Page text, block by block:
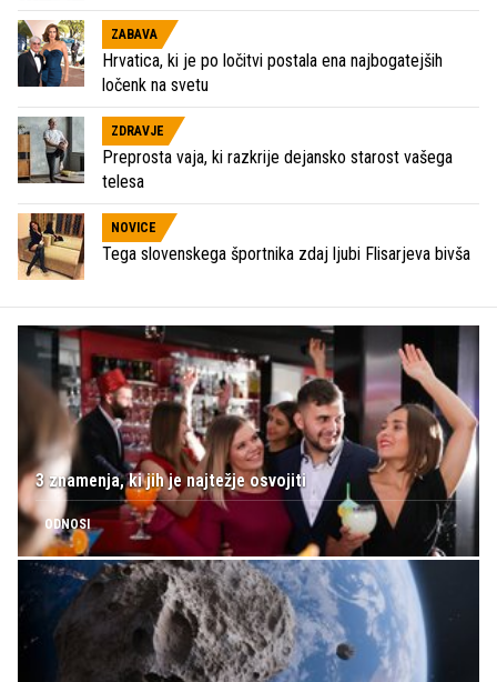
ZABAVA
Hrvatica, ki je po ločitvi postala ena najbogatejših
ločenk na svetu
ZDRAVJE
Preprosta vaja, ki razkrije dejansko starost vašega
telesa
NOVICE
Tega slovenskega športnika zdaj ljubi Flisarjeva bivša
3 znamenja, ki jih je najtežje osvojiti
ODNOSI